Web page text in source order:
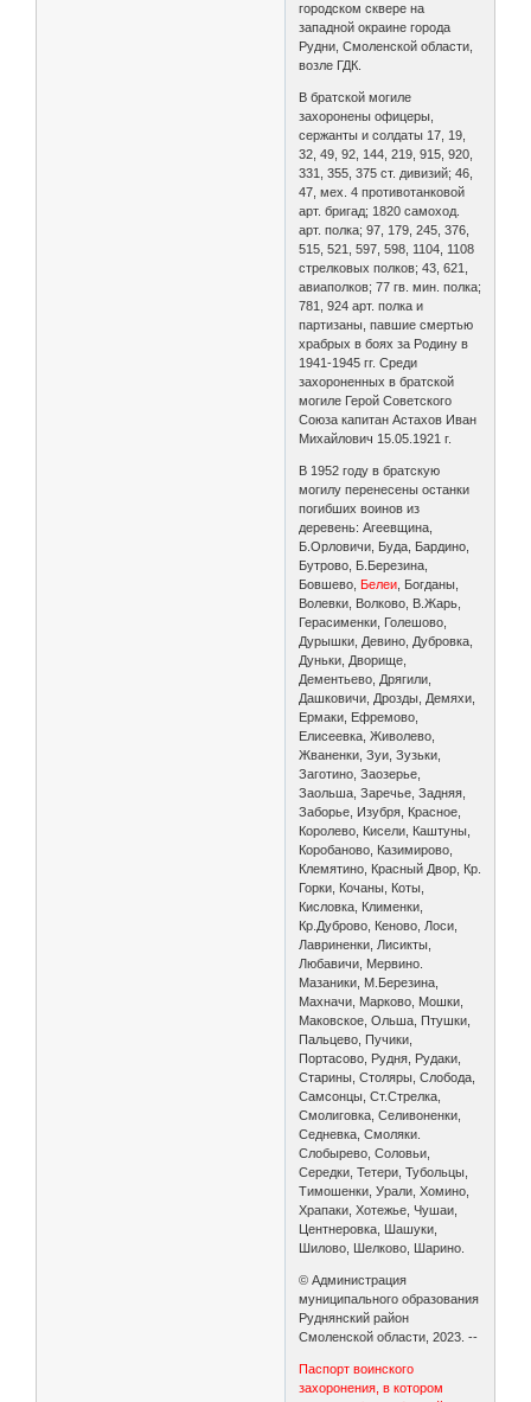
городском сквере на
западной окраине города
Рудни, Смоленской области,
возле ГДК.
В братской могиле
захоронены офицеры,
сержанты и солдаты 17, 19,
32, 49, 92, 144, 219, 915, 920,
331, 355, 375 ст. дивизий; 46,
47, мех. 4 противотанковой
арт. бригад; 1820 самоход.
арт. полка; 97, 179, 245, 376,
515, 521, 597, 598, 1104, 1108
стрелковых полков; 43, 621,
авиаполков; 77 гв. мин. полка;
781, 924 арт. полка и
партизаны, павшие смертью
храбрых в боях за Родину в
1941-1945 гг. Среди
захороненных в братской
могиле Герой Советского
Союза капитан Астахов Иван
Михайлович 15.05.1921 г.
В 1952 году в братскую
могилу перенесены останки
погибших воинов из
деревень: Агеевщина,
Б.Орловичи, Буда, Бардино,
Бутрово, Б.Березина,
Бовшево,
Белеи , Богданы,
Волевки, Волково, В.Жарь,
Герасименки, Голешово,
Дурышки, Девино, Дубровка,
Дуньки, Дворище,
Дементьево, Дрягили,
Дашковичи, Дрозды, Демяхи,
Ермаки, Ефремово,
Елисеевка, Живолево,
Жваненки, Зуи, Зузьки,
Заготино, Заозерье,
Заольша, Заречье, Задняя,
Заборье, Изубря, Красное,
Королево, Кисели, Каштуны,
Коробаново, Казимирово,
Клемятино, Красный Двор, Кр.
Горки, Кочаны, Коты,
Кисловка, Клименки,
Кр.Дуброво, Кеново, Лоси,
Лавриненки, Лисикты,
Любавичи, Мервино.
Мазаники, М.Березина,
Махначи, Марково, Мошки,
Маковское, Ольша, Птушки,
Пальцево, Пучики,
Портасово, Рудня, Рудаки,
Старины, Столяры, Слобода,
Самсонцы, Ст.Стрелка,
Смолиговка, Селивоненки,
Седневка, Смоляки.
Слобырево, Соловьи,
Середки, Тетери, Тубольцы,
Тимошенки, Урали, Хомино,
Храпаки, Хотежье, Чушаи,
Центнеровка, Шашуки,
Шилово, Шелково, Шарино.
© Администрация
муниципального образования
Руднянский район
Смоленской области, 2023. --
Паспорт воинского
захоронения, в котором